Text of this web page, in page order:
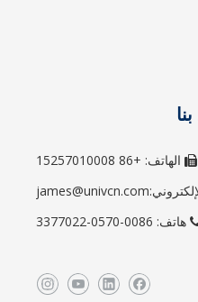
 الهاتف: +86 15257010008
james@univcn.com
هاتف: 0086-0570-3377022